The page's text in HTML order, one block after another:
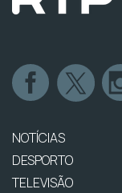
NOTÍCIAS
DESPORTO
TELEVISÃO